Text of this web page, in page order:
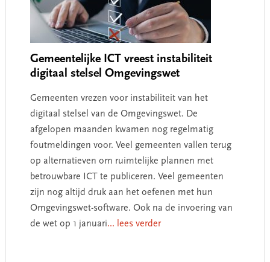
Gemeentelijke ICT vreest instabiliteit
digitaal stelsel Omgevingswet
Gemeenten vrezen voor instabiliteit van het
digitaal stelsel van de Omgevingswet. De
afgelopen maanden kwamen nog regelmatig
foutmeldingen voor. Veel gemeenten vallen terug
op alternatieven om ruimtelijke plannen met
betrouwbare ICT te publiceren. Veel gemeenten
zijn nog altijd druk aan het oefenen met hun
Omgevingswet-software. Ook na de invoering van
de wet op 1 januari... lees verder